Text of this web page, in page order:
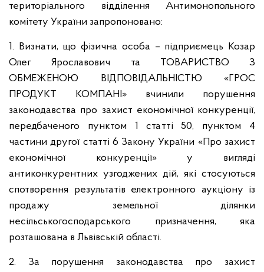
територіального відділення Антимонопольного
комітету України запропоновано:
1. Визнати, що фізична особа – підприємець Козар
Олег Ярославович та ТОВАРИСТВО З
ОБМЕЖЕНОЮ ВІДПОВІДАЛЬНІСТЮ «ГРОС
ПРОДУКТ КОМПАНІ» вчинили порушення
законодавства про захист економічної конкуренції,
передбаченого пунктом 1 статті 50, пунктом 4
частини другої статті 6 Закону України «Про захист
економічної конкуренції» у вигляді
антиконкурентних узгоджених дій, які стосуються
спотворення результатів електронного аукціону із
продажу земельної ділянки
несільськогосподарського призначення, яка
розташована в Львівській області.
2. За порушення законодавства про захист